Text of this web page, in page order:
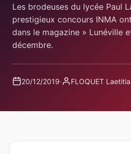
Les brodeuses du lycée Paul
prestigieux concours INMA
dans le magazine » Lunéville
décembre.
20/12/2019· FLOQUET Laetitia